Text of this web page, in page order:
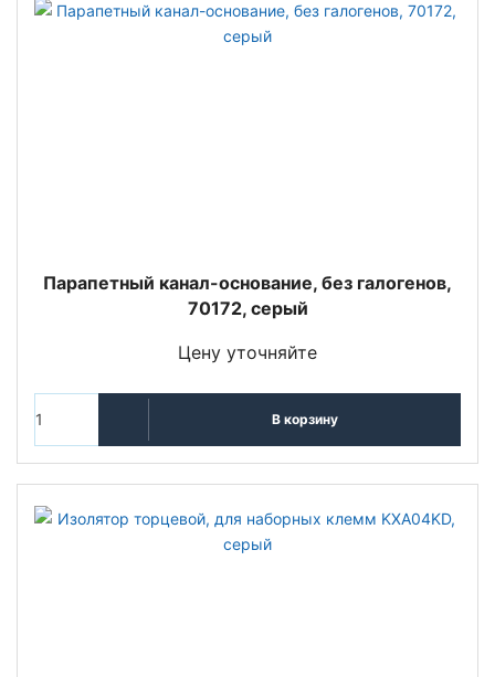
Парапетный канал-основание, без галогенов,
70172, серый
Цену уточняйте
В корзину